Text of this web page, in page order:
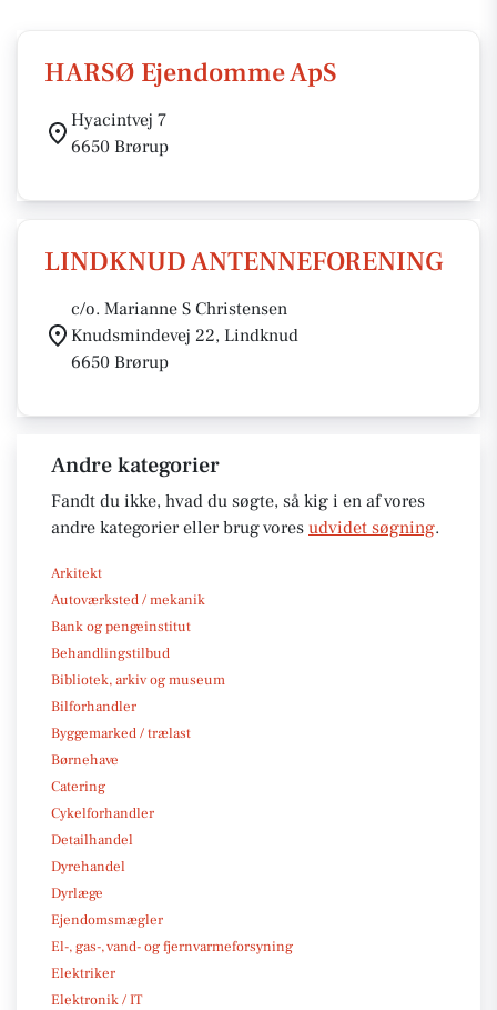
HARSØ Ejendomme ApS
Hyacintvej 7
6650 Brørup
LINDKNUD ANTENNEFORENING
c/o. Marianne S Christensen
Knudsmindevej 22, Lindknud
6650 Brørup
Andre kategorier
Fandt du ikke, hvad du søgte, så kig i en af vores
andre kategorier eller brug vores udvidet søgning.
Arkitekt
Autoværksted / mekanik
Bank og pengeinstitut
Behandlingstilbud
Bibliotek, arkiv og museum
Bilforhandler
Byggemarked / trælast
Børnehave
Catering
Cykelforhandler
Detailhandel
Dyrehandel
Dyrlæge
Ejendomsmægler
El-, gas-, vand- og fjernvarmeforsyning
Elektriker
Elektronik / IT